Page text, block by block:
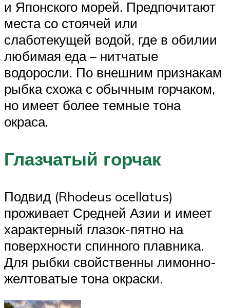
и Японского морей. Предпочитают
места со стоячей или
слаботекущей водой, где в обилии
любимая еда – нитчатые
водоросли. По внешним признакам
рыбка схожа с обычным горчаком,
но имеет более темные тона
окраса.
Глазчатый горчак
Подвид (Rhodeus ocellatus)
проживает Средней Азии и имеет
характерный глазок-пятно на
поверхности спинного плавника.
Для рыбки свойственны лимонно-
желтоватые тона окраски.